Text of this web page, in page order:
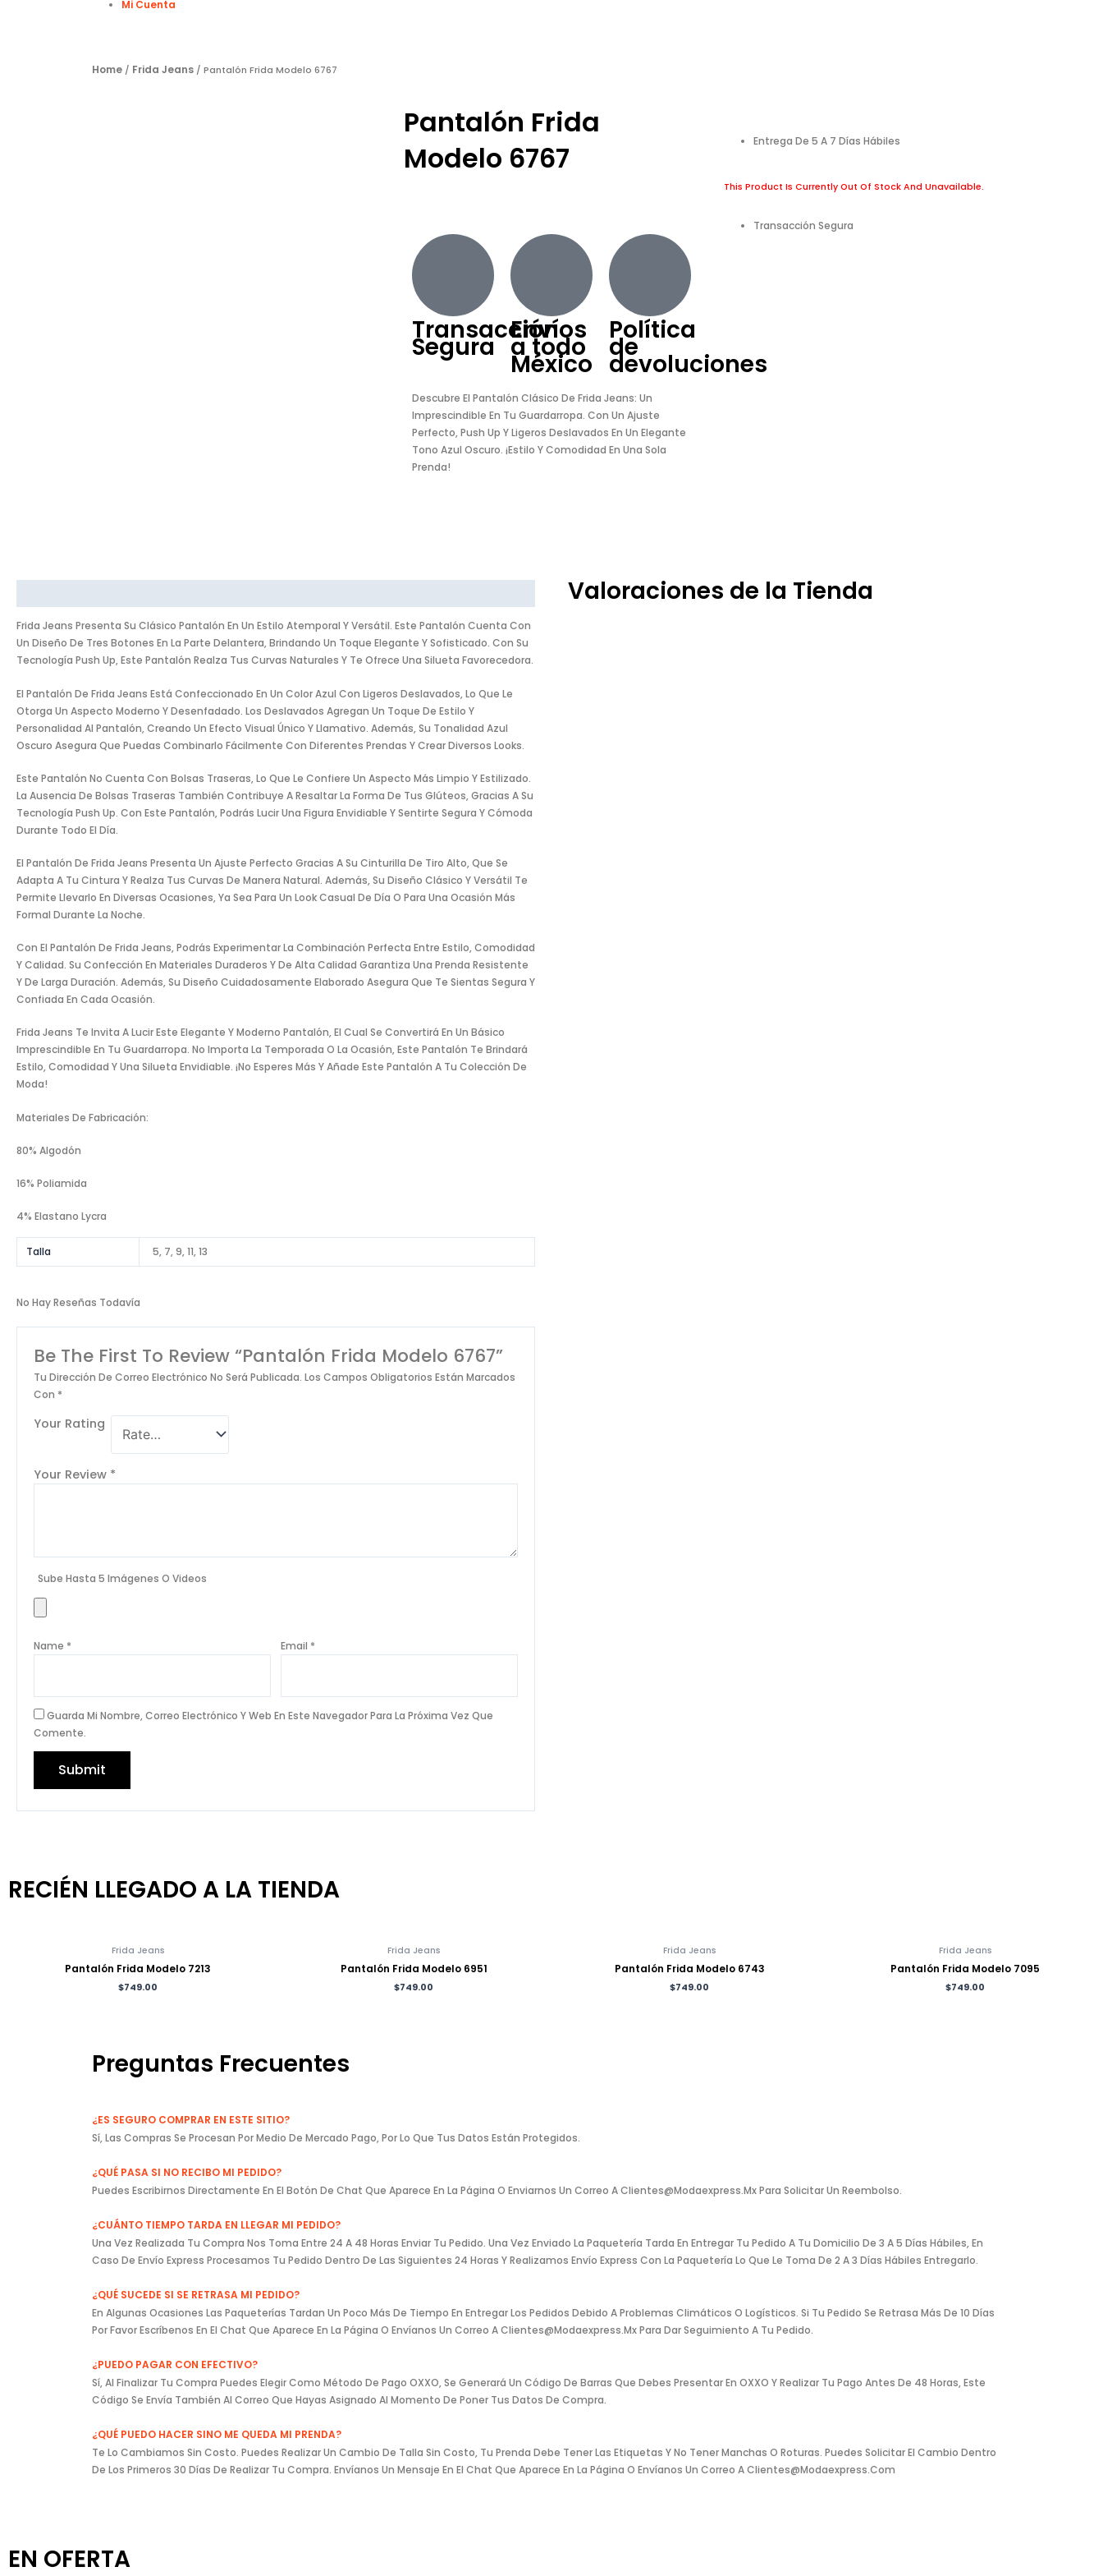
Mi Cuenta
Home / Frida Jeans / Pantalón Frida Modelo 6767
Pantalón Frida
Modelo 6767
Transacción
Segura
Envíos
a todo
México
Política
de
devoluciones
Descubre El Pantalón Clásico De Frida Jeans: Un
Imprescindible En Tu Guardarropa. Con Un Ajuste
Perfecto, Push Up Y Ligeros Deslavados En Un Elegante
Tono Azul Oscuro. ¡Estilo Y Comodidad En Una Sola
Prenda!
Entrega De 5 A 7 Días Hábiles
This Product Is Currently Out Of Stock And Unavailable.
Transacción Segura
Frida Jeans Presenta Su Clásico Pantalón En Un Estilo Atemporal Y Versátil. Este Pantalón Cuenta Con
Un Diseño De Tres Botones En La Parte Delantera, Brindando Un Toque Elegante Y Sofisticado. Con Su
Tecnología Push Up, Este Pantalón Realza Tus Curvas Naturales Y Te Ofrece Una Silueta Favorecedora.
El Pantalón De Frida Jeans Está Confeccionado En Un Color Azul Con Ligeros Deslavados, Lo Que Le
Otorga Un Aspecto Moderno Y Desenfadado. Los Deslavados Agregan Un Toque De Estilo Y
Personalidad Al Pantalón, Creando Un Efecto Visual Único Y Llamativo. Además, Su Tonalidad Azul
Oscuro Asegura Que Puedas Combinarlo Fácilmente Con Diferentes Prendas Y Crear Diversos Looks.
Este Pantalón No Cuenta Con Bolsas Traseras, Lo Que Le Confiere Un Aspecto Más Limpio Y Estilizado.
La Ausencia De Bolsas Traseras También Contribuye A Resaltar La Forma De Tus Glúteos, Gracias A Su
Tecnología Push Up. Con Este Pantalón, Podrás Lucir Una Figura Envidiable Y Sentirte Segura Y Cómoda
Durante Todo El Día.
El Pantalón De Frida Jeans Presenta Un Ajuste Perfecto Gracias A Su Cinturilla De Tiro Alto, Que Se
Adapta A Tu Cintura Y Realza Tus Curvas De Manera Natural. Además, Su Diseño Clásico Y Versátil Te
Permite Llevarlo En Diversas Ocasiones, Ya Sea Para Un Look Casual De Día O Para Una Ocasión Más
Formal Durante La Noche.
Con El Pantalón De Frida Jeans, Podrás Experimentar La Combinación Perfecta Entre Estilo, Comodidad
Y Calidad. Su Confección En Materiales Duraderos Y De Alta Calidad Garantiza Una Prenda Resistente
Y De Larga Duración. Además, Su Diseño Cuidadosamente Elaborado Asegura Que Te Sientas Segura Y
Confiada En Cada Ocasión.
Frida Jeans Te Invita A Lucir Este Elegante Y Moderno Pantalón, El Cual Se Convertirá En Un Básico
Imprescindible En Tu Guardarropa. No Importa La Temporada O La Ocasión, Este Pantalón Te Brindará
Estilo, Comodidad Y Una Silueta Envidiable. ¡No Esperes Más Y Añade Este Pantalón A Tu Colección De
Moda!
Materiales De Fabricación:
80% Algodón
16% Poliamida
4% Elastano Lycra
Talla 5, 7, 9, 11, 13
No Hay Reseñas Todavía
Be The First To Review “Pantalón Frida Modelo 6767”
Tu Dirección De Correo Electrónico No Será Publicada. Los Campos Obligatorios Están Marcados
Con *
Your Rating
Your Review *
Sube Hasta 5 Imágenes O Videos
Name * Email *
Guarda Mi Nombre, Correo Electrónico Y Web En Este Navegador Para La Próxima Vez Que
Comente.
Valoraciones de la Tienda
RECIÉN LLEGADO A LA TIENDA
Frida Jeans
Pantalón Frida Modelo 7213
$749.00
Frida Jeans
Pantalón Frida Modelo 6951
$749.00
Frida Jeans
Pantalón Frida Modelo 6743
$749.00
Frida Jeans
Pantalón Frida Modelo 7095
$749.00
Preguntas Frecuentes
¿ES SEGURO COMPRAR EN ESTE SITIO?
Sí, Las Compras Se Procesan Por Medio De Mercado Pago, Por Lo Que Tus Datos Están Protegidos.
¿QUÉ PASA SI NO RECIBO MI PEDIDO?
Puedes Escribirnos Directamente En El Botón De Chat Que Aparece En La Página O Enviarnos Un Correo A Clientes@modaexpress.mx Para Solicitar Un Reembolso.
¿CUÁNTO TIEMPO TARDA EN LLEGAR MI PEDIDO?
Una Vez Realizada Tu Compra Nos Toma Entre 24 A 48 Horas Enviar Tu Pedido. Una Vez Enviado La Paquetería Tarda En Entregar Tu Pedido A Tu Domicilio De 3 A 5 Días Hábiles, En
Caso De Envío Express Procesamos Tu Pedido Dentro De Las Siguientes 24 Horas Y Realizamos Envío Express Con La Paquetería Lo Que Le Toma De 2 A 3 Días Hábiles Entregarlo.
¿QUÉ SUCEDE SI SE RETRASA MI PEDIDO?
En Algunas Ocasiones Las Paqueterías Tardan Un Poco Más De Tiempo En Entregar Los Pedidos Debido A Problemas Climáticos O Logísticos. Si Tu Pedido Se Retrasa Más De 10 Días
Por Favor Escríbenos En El Chat Que Aparece En La Página O Envíanos Un Correo A Clientes@modaexpress.mx Para Dar Seguimiento A Tu Pedido.
¿PUEDO PAGAR CON EFECTIVO?
Sí, Al Finalizar Tu Compra Puedes Elegir Como Método De Pago OXXO, Se Generará Un Código De Barras Que Debes Presentar En OXXO Y Realizar Tu Pago Antes De 48 Horas, Este
Código Se Envía También Al Correo Que Hayas Asignado Al Momento De Poner Tus Datos De Compra.
¿QUÉ PUEDO HACER SINO ME QUEDA MI PRENDA?
Te Lo Cambiamos Sin Costo. Puedes Realizar Un Cambio De Talla Sin Costo, Tu Prenda Debe Tener Las Etiquetas Y No Tener Manchas O Roturas. Puedes Solicitar El Cambio Dentro
De Los Primeros 30 Días De Realizar Tu Compra. Envíanos Un Mensaje En El Chat Que Aparece En La Página O Envíanos Un Correo A Clientes@modaexpress.com
EN OFERTA